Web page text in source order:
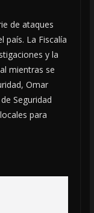
de ataques
país. La Fiscalía
y la
mientras se
Omar
Seguridad
para